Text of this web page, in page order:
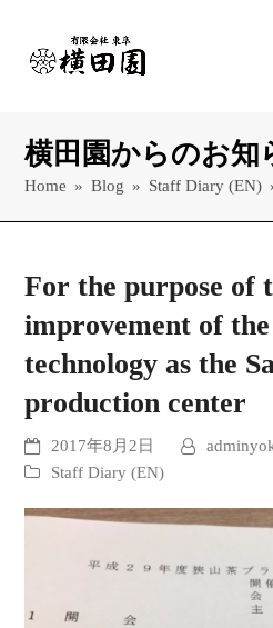
横田園からのお知
Home » Blog » Staff Diary (EN)
For the purpose of
improvement of the
technology as the
production center
2017年8月2日
Staff Diary (EN)